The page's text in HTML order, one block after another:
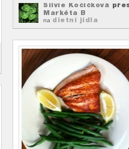
Silvie Kočičková
Markéta B
na dietní jídla